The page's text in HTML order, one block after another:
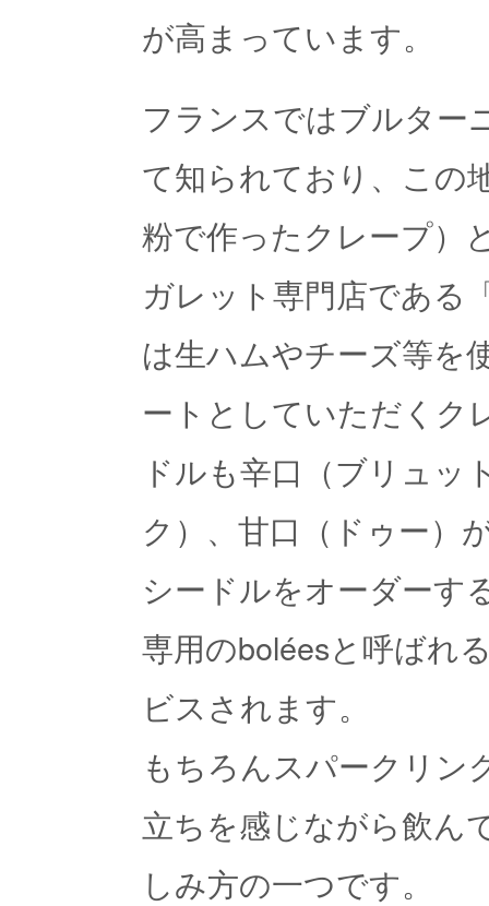
が高まっています。
フランスではブルター
て知られており、この
粉で作ったクレープ）
ガレット専門店である
は生ハムやチーズ等を
ートとしていただくク
ドルも辛口（ブリュッ
ク）、甘口（ドゥー）
シードルをオーダーす
専用のboléesと呼ばれ
ビスされます。
もちろんスパークリン
立ちを感じながら飲ん
しみ方の一つです。